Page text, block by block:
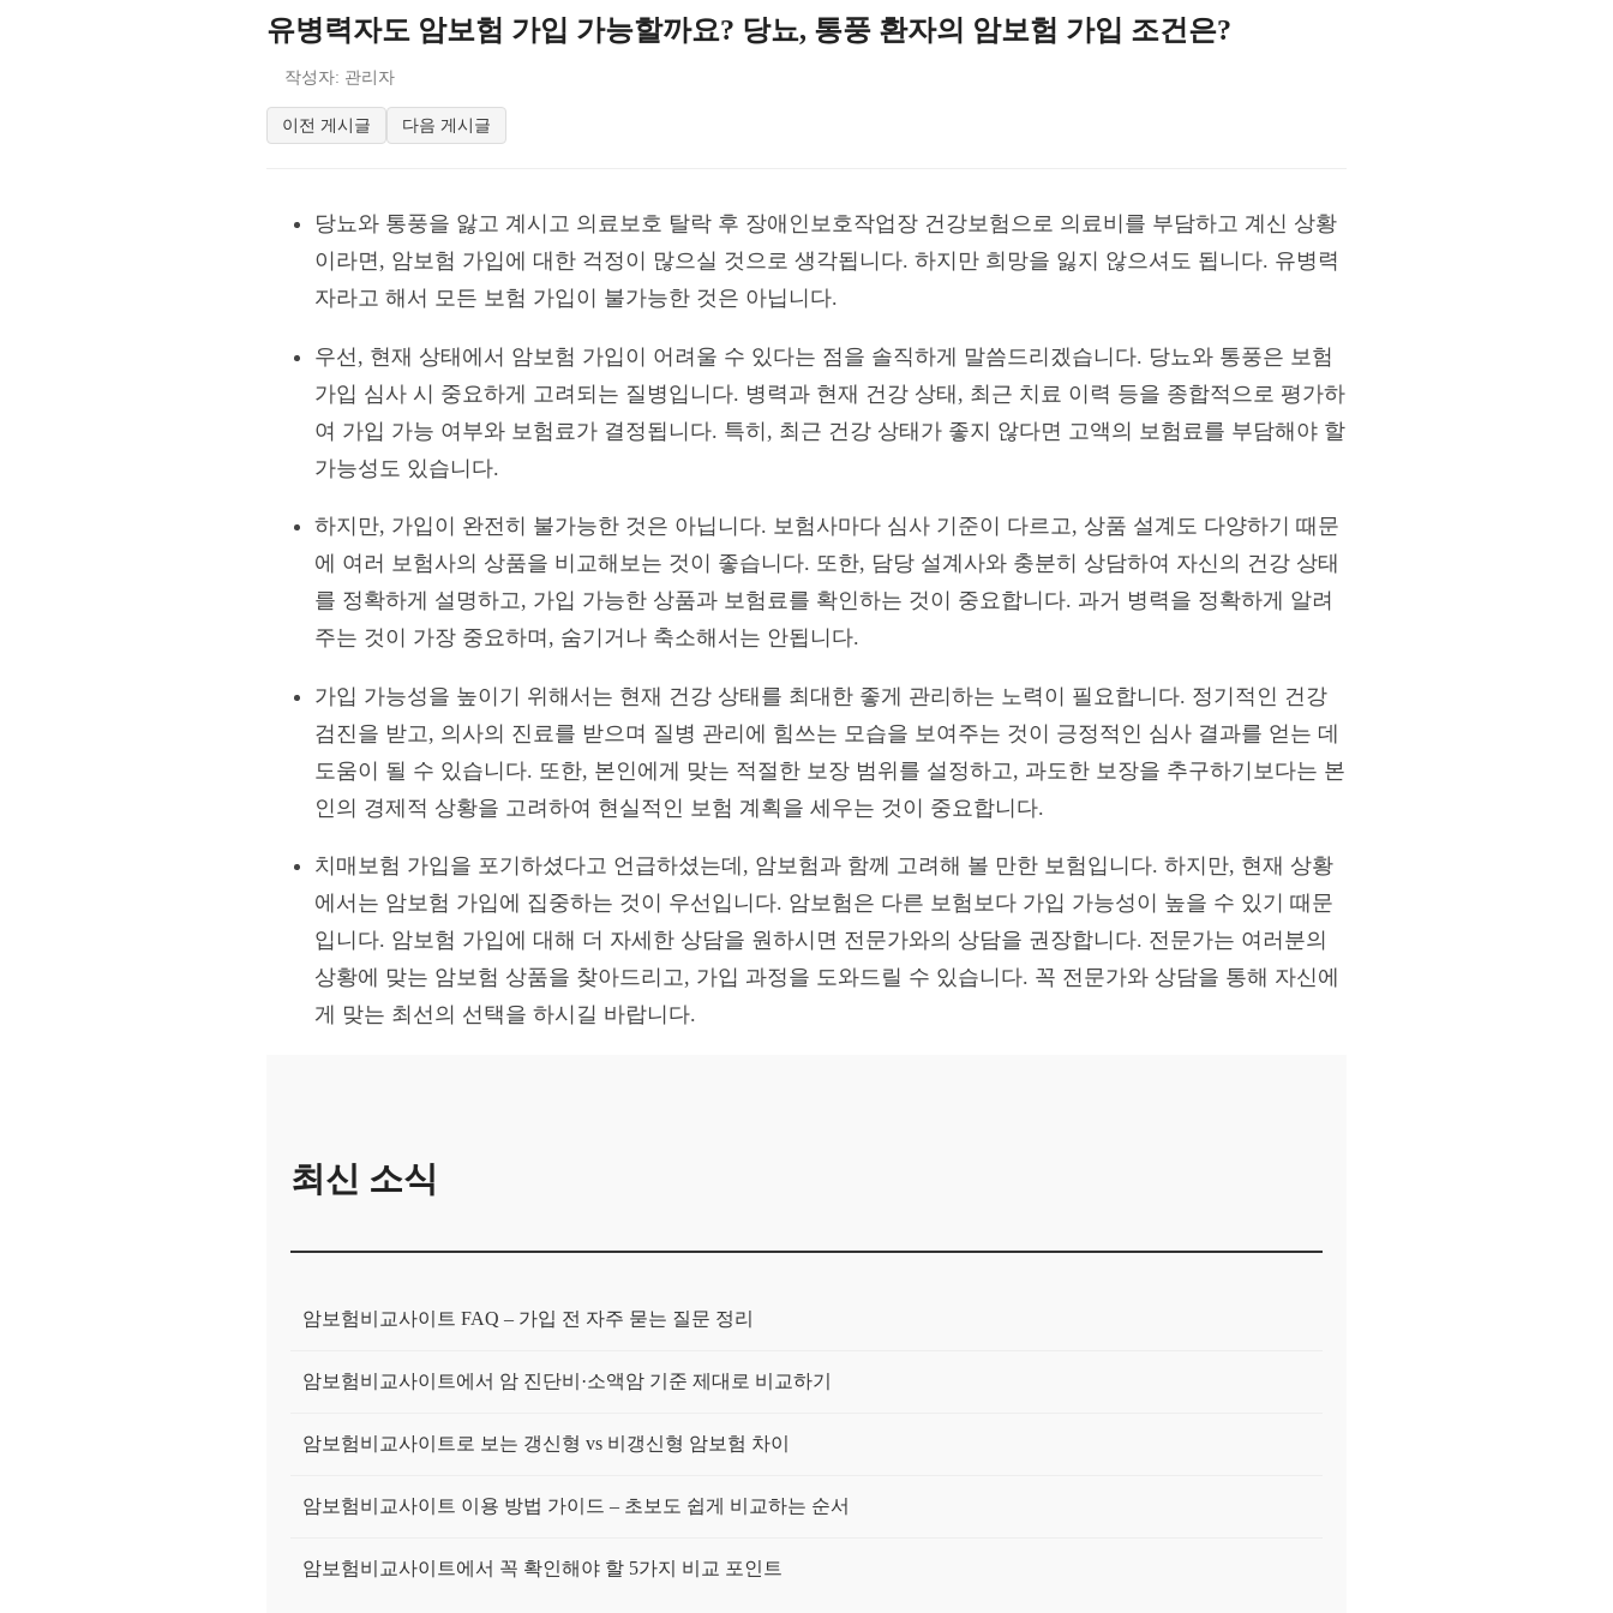
유병력자도 암보험 가입 가능할까요? 당뇨, 통풍 환자의 암보험 가입 조건은?
작성자: 관리자
이전 게시글 다음 게시글
당뇨와 통풍을 앓고 계시고 의료보호 탈락 후 장애인보호작업장 건강보험으로 의료비를 부담하고 계신 상황
이라면, 암보험 가입에 대한 걱정이 많으실 것으로 생각됩니다. 하지만 희망을 잃지 않으셔도 됩니다. 유병력
자라고 해서 모든 보험 가입이 불가능한 것은 아닙니다.
우선, 현재 상태에서 암보험 가입이 어려울 수 있다는 점을 솔직하게 말씀드리겠습니다. 당뇨와 통풍은 보험
가입 심사 시 중요하게 고려되는 질병입니다. 병력과 현재 건강 상태, 최근 치료 이력 등을 종합적으로 평가하
여 가입 가능 여부와 보험료가 결정됩니다. 특히, 최근 건강 상태가 좋지 않다면 고액의 보험료를 부담해야 할
가능성도 있습니다.
하지만, 가입이 완전히 불가능한 것은 아닙니다. 보험사마다 심사 기준이 다르고, 상품 설계도 다양하기 때문
에 여러 보험사의 상품을 비교해보는 것이 좋습니다. 또한, 담당 설계사와 충분히 상담하여 자신의 건강 상태
를 정확하게 설명하고, 가입 가능한 상품과 보험료를 확인하는 것이 중요합니다. 과거 병력을 정확하게 알려
주는 것이 가장 중요하며, 숨기거나 축소해서는 안됩니다.
가입 가능성을 높이기 위해서는 현재 건강 상태를 최대한 좋게 관리하는 노력이 필요합니다. 정기적인 건강
검진을 받고, 의사의 진료를 받으며 질병 관리에 힘쓰는 모습을 보여주는 것이 긍정적인 심사 결과를 얻는 데
도움이 될 수 있습니다. 또한, 본인에게 맞는 적절한 보장 범위를 설정하고, 과도한 보장을 추구하기보다는 본
인의 경제적 상황을 고려하여 현실적인 보험 계획을 세우는 것이 중요합니다.
치매보험 가입을 포기하셨다고 언급하셨는데, 암보험과 함께 고려해 볼 만한 보험입니다. 하지만, 현재 상황
에서는 암보험 가입에 집중하는 것이 우선입니다. 암보험은 다른 보험보다 가입 가능성이 높을 수 있기 때문
입니다. 암보험 가입에 대해 더 자세한 상담을 원하시면 전문가와의 상담을 권장합니다. 전문가는 여러분의
상황에 맞는 암보험 상품을 찾아드리고, 가입 과정을 도와드릴 수 있습니다. 꼭 전문가와 상담을 통해 자신에
게 맞는 최선의 선택을 하시길 바랍니다.
최신 소식
암보험비교사이트 FAQ – 가입 전 자주 묻는 질문 정리
암보험비교사이트에서 암 진단비·소액암 기준 제대로 비교하기
암보험비교사이트로 보는 갱신형 vs 비갱신형 암보험 차이
암보험비교사이트 이용 방법 가이드 – 초보도 쉽게 비교하는 순서
암보험비교사이트에서 꼭 확인해야 할 5가지 비교 포인트